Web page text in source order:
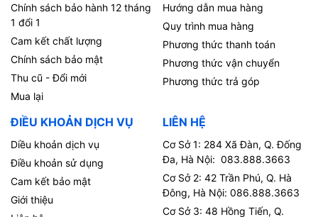
Chính sách bảo hành 12 tháng
1 đổi 1
Cam kết chất lượng
Chính sách bảo mật
Thu cũ - Đổi mới
Mua lại
Hướng dẫn mua hàng
Quy trình mua hàng
Phương thức thanh toán
Phương thức vận chuyển
Phương thức trả góp
ĐIỀU KHOẢN DỊCH VỤ
Diều khoản dịch vụ
Điều khoản sử dụng
Cam kết bảo mật
Giới thiệu
LIÊN HỆ
Cơ Sở 1: 284 Xã Đàn, Q. Đống
Đa, Hà Nội: 083.888.3663
Cơ Sở 2: 42 Trần Phú, Q. Hà
Đông, Hà Nội: 086.888.3663
Cơ Sở 3: 48 Hồng Tiến, Q.